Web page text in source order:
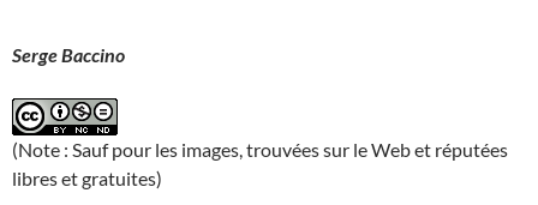
Serge Baccino
(Note : Sauf pour les images, trouvées sur le Web et réputées
libres et gratuites)